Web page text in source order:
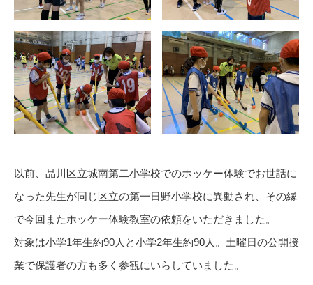
以前、品川区立城南第二小学校でのホッケー体験でお世話に
なった先生が同じ区立の第一日野小学校に異動され、その縁
で今回またホッケー体験教室の依頼をいただきました。
対象は小学1年生約90人と小学2年生約90人。土曜日の公開授
業で保護者の方も多く参観にいらしていました。